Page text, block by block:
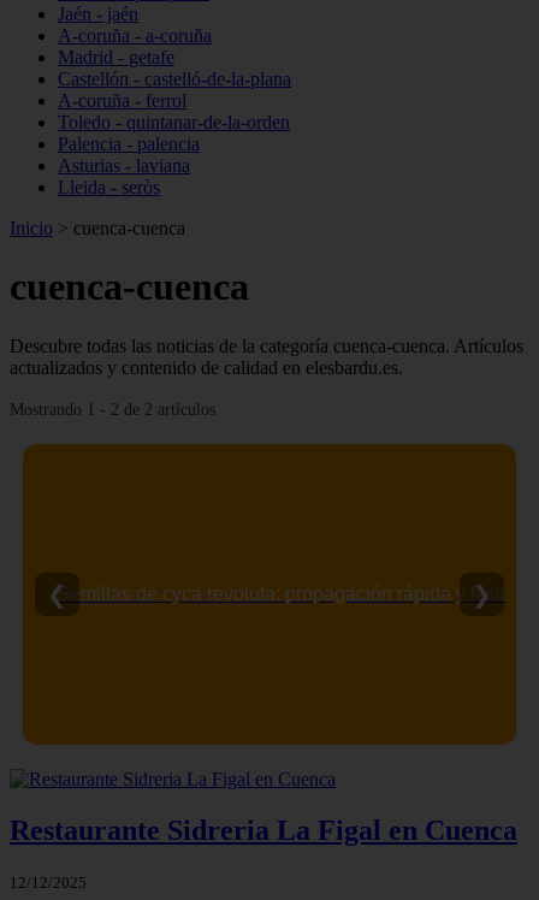
Jaén - jaén
A-coruña - a-coruña
Madrid - getafe
Castellón - castelló-de-la-plana
A-coruña - ferrol
Toledo - quintanar-de-la-orden
Palencia - palencia
Asturias - laviana
Lleida - seròs
Inicio > cuenca-cuenca
cuenca-cuenca
Descubre todas las noticias de la categoría cuenca-cuenca. Artículos
actualizados y contenido de calidad en elesbardu.es.
Mostrando 1 - 2 de 2 artículos
Semillas de cyca revoluta: propagación rápida y fácil
❮ ❯
Restaurante Sidreria La Figal en Cuenca
12/12/2025